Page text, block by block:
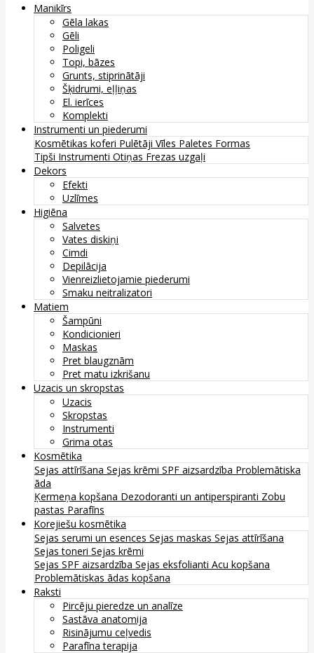
Manikīrs
Gēla lakas
Gēli
Poligeli
Topi, bāzes
Grunts, stiprinātāji
Šķidrumi, eļļiņas
El. ierīces
Komplekti
Instrumenti un piederumi
Kosmētikas koferi Pulētāji Vīles Paletes Formas
Tipši Instrumenti Otiņas Frezas uzgaļi
Dekors
Efekti
Uzlīmes
Higiēna
Salvetes
Vates diskiņi
Cimdi
Depilācija
Vienreizlietojamie piederumi
Smaku neitralizatori
Matiem
Šampūni
Kondicionieri
Maskas
Pret blaugznām
Pret matu izkrišanu
Uzacis un skropstas
Uzacis
Skropstas
Instrumenti
Grima otas
Kosmētika
Sejas attīrīšana Sejas krēmi SPF aizsardzība Problemātiska
āda
Ķermeņa kopšana Dezodoranti un antiperspiranti Zobu
pastas Parafīns
Korejiešu kosmētika
Sejas serumi un esences Sejas maskas Sejas attīrīšana
Sejas toneri Sejas krēmi
Sejas SPF aizsardzība Sejas eksfolianti Acu kopšana
Problemātiskas ādas kopšana
Raksti
Pircēju pieredze un analīze
Sastāva anatomija
Risinājumu ceļvedis
Parafīna terapija